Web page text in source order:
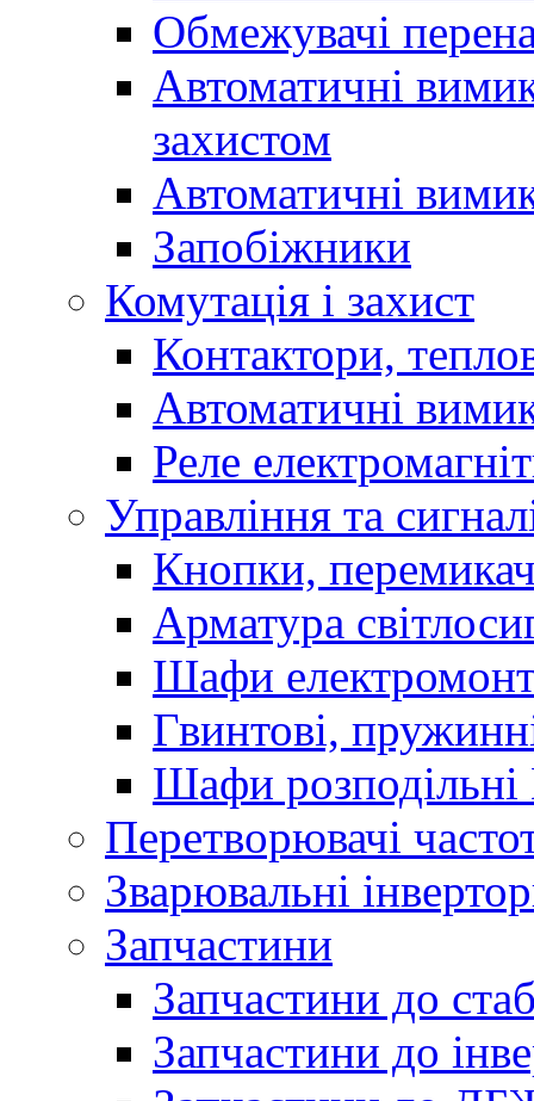
Обмежувачі
Автоматичні
захистом
Автоматичні
Запобіжники
Комутація і захист
Контактори,
Автоматичні
Реле
Управління та
Кнопки,
Арматура
Шафи
Гвинтові,
Шафи розподільні
Перетворювачі
Зварювальні
Запчастини
Запчастини до
Запчастини до